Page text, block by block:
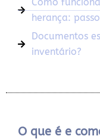
herança:
Documentos
inventário?
O que é e